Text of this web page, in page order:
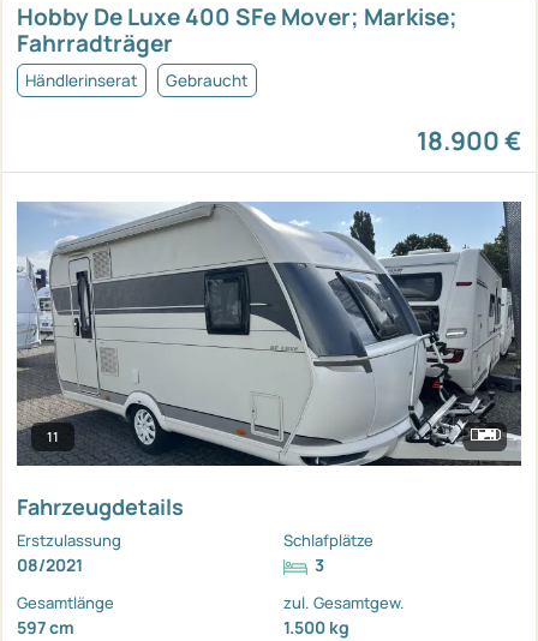
Hobby De Luxe 400 SFe Mover; Markise;
Fahrradträger
Händlerinserat Gebraucht
18.900 €
11
Fahrzeugdetails
Erstzulassung
08/2021
Schlafplätze
3
Gesamtlänge
597 cm
zul. Gesamtgew.
1.500 kg